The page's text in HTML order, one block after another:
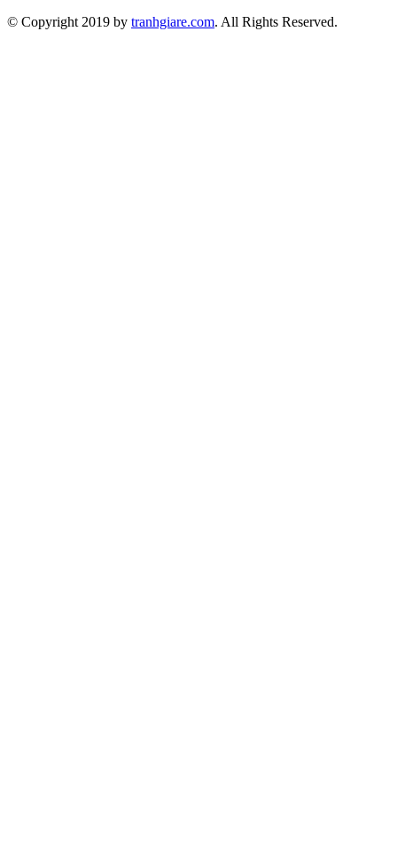
© Copyright 2019 by tranhgiare.com. All Rights Reserved.